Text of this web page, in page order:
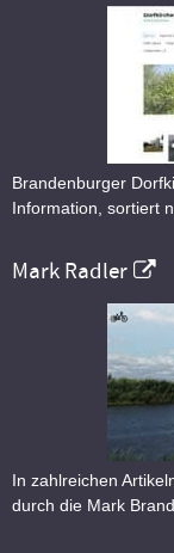
Brandenburger
Information, sortiert
Mark Radler
In zahlreichen
durch die Mark